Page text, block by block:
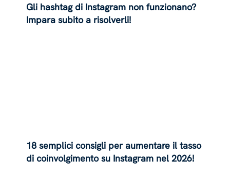
Gli hashtag di Instagram non funzionano?
Impara subito a risolverli!
18 semplici consigli per aumentare il tasso
di coinvolgimento su Instagram nel 2026!